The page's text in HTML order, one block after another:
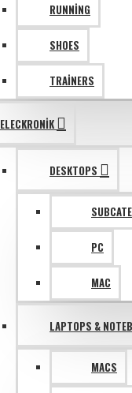
RUNNING
SHOES
TRAINERS
ELECKRONIK
DESKTOPS
PC
MAC
LAPTOPS &
MACS